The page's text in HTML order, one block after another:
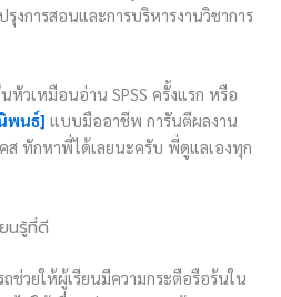
งการสอนและการบริหารงานวิชาการ
หัวเหมือนอ่าน SPSS ครั้งแรก หรือ
พนธ์] แบบมืออาชีพ การันตีผลงาน
ส ทักหาพี่ได้เลยนะครับ พี่ดูแลเองทุก
นรู้ที่ดี
ถช่วยให้ผู้เรียนมีความกระตือรือร้นใน